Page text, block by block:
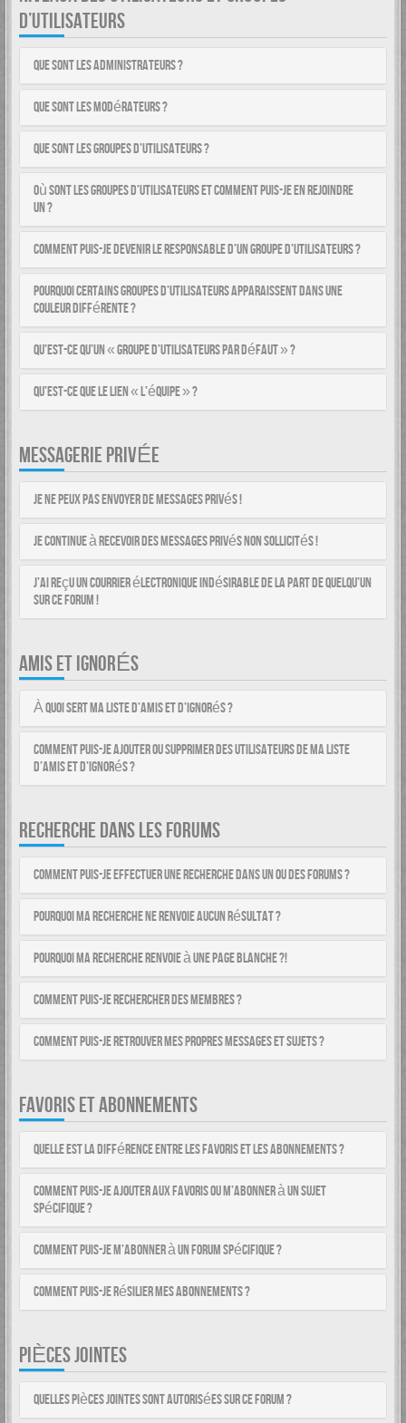
D’UTILISATEURS
Que sont les administrateurs ?
Que sont les modérateurs ?
Que sont les groupes d’utilisateurs ?
Où sont les groupes d’utilisateurs et comment puis-je en rejoindre
un ?
Comment puis-je devenir le responsable d’un groupe d’utilisateurs ?
Pourquoi certains groupes d’utilisateurs apparaissent dans une
couleur différente ?
Qu’est-ce qu’un « groupe d’utilisateurs par défaut » ?
Qu’est-ce que le lien « L’équipe » ?
MESSAGERIE PRIVÉE
Je ne peux pas envoyer de messages privés !
Je continue à recevoir des messages privés non sollicités !
J’ai reçu un courrier électronique indésirable de la part de quelqu’un
sur ce forum !
AMIS ET IGNORÉS
À quoi sert ma liste d’amis et d’ignorés ?
Comment puis-je ajouter ou supprimer des utilisateurs de ma liste
d’amis et d’ignorés ?
RECHERCHE DANS LES FORUMS
Comment puis-je effectuer une recherche dans un ou des forums ?
Pourquoi ma recherche ne renvoie aucun résultat ?
Pourquoi ma recherche renvoie à une page blanche ?!
Comment puis-je rechercher des membres ?
Comment puis-je retrouver mes propres messages et sujets ?
FAVORIS ET ABONNEMENTS
Quelle est la différence entre les favoris et les abonnements ?
Comment puis-je ajouter aux favoris ou m’abonner à un sujet
spécifique ?
Comment puis-je m’abonner à un forum spécifique ?
Comment puis-je résilier mes abonnements ?
PIÈCES JOINTES
Quelles pièces jointes sont autorisées sur ce forum ?